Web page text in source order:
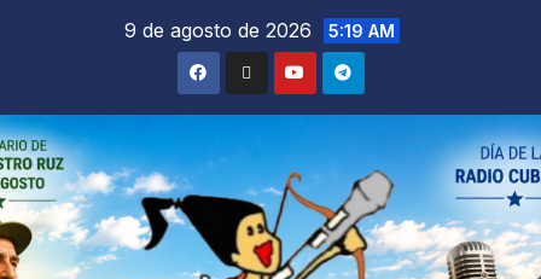
9 de agosto de 2026 5:19 AM